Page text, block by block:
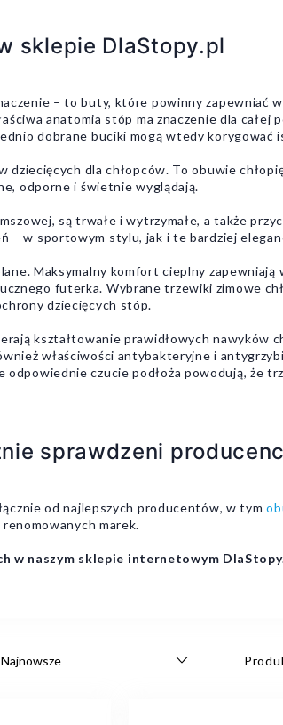
sklepie DlaStopy.pl
– to buty, które powinny zapewniać
anatomia stóp ma znaczenie dla
dobrane buciki mogą wtedy korygować
dziecięcych dla chłopców. To obuwie
odporne i świetnie wyglądają.
są trwałe i wytrzymałe, a także
– w sportowym stylu, jak i te bardziej
Maksymalny komfort cieplny
futerka. Wybrane trzewiki zimowe
dziecięcych stóp.
kształtowanie prawidłowych nawyków
właściwości antybakteryjne i
czucie podłoża powodują, że
sprawdzeni
od najlepszych producentów, w tym
marek.
w naszym sklepie internetowym